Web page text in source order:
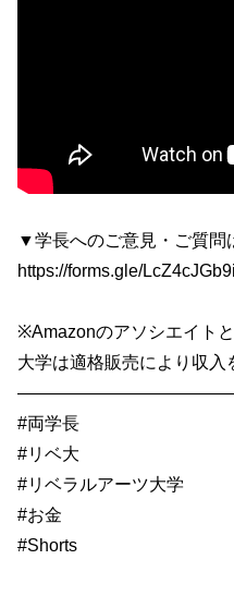
▼学長へのご意見・ご質問
https://forms.gle/
※Amazonのアソシエイト
大学は適格販売により収入
#両学長
#リベ大
#リベラルアーツ大学
#お金
#Shorts